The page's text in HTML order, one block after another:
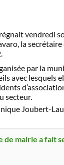
vendredi
la
par la
avec lesquels
secteur.
Joubert-
de mairie a fait